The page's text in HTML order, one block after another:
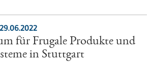
für Frugale Produkte und
in Stuttgart